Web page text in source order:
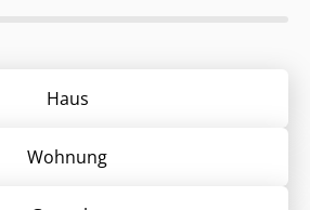
Haus
Wohnung